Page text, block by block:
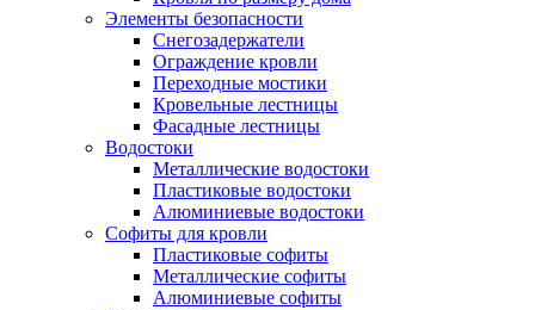
Элементы безопасности
Снегозадержатели
Ограждение кровли
Переходные мостики
Кровельные лестницы
Фасадные лестницы
Водостоки
Металлические водостоки
Пластиковые водостоки
Алюминиевые водостоки
Софиты для кровли
Пластиковые софиты
Металлические софиты
Алюминиевые софиты